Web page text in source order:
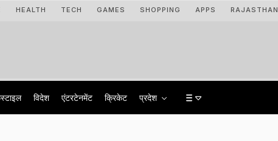
HEALTH TECH GAMES SHOPPING APPS RAJASTHAN
विदेश एंटरटेनमेंट क्रिकेट प्रदेश